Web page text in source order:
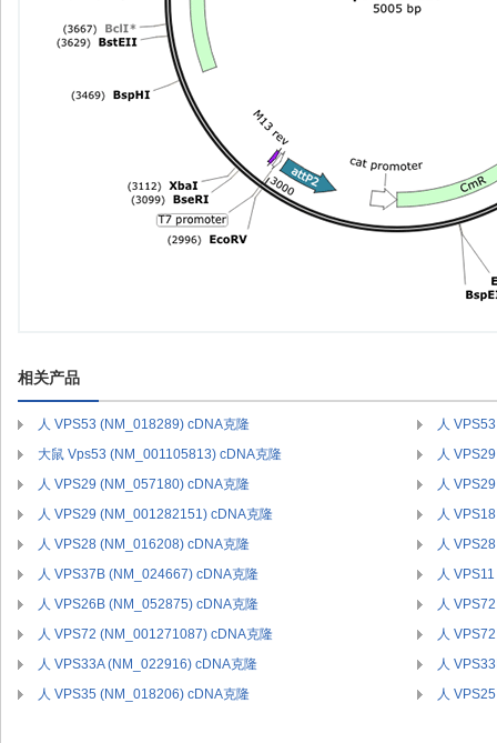
相关产品
人 VPS53 (NM_018289) cDNA克隆
人
大鼠 Vps53 (NM_001105813) cDNA克隆
人
人 VPS29 (NM_057180) cDNA克隆
人
人 VPS29 (NM_001282151) cDNA克隆
人
人 VPS28 (NM_016208) cDNA克隆
人
人 VPS37B (NM_024667) cDNA克隆
人
人 VPS26B (NM_052875) cDNA克隆
人
人 VPS72 (NM_001271087) cDNA克隆
人
人 VPS33A (NM_022916) cDNA克隆
人
人 VPS35 (NM_018206) cDNA克隆
人